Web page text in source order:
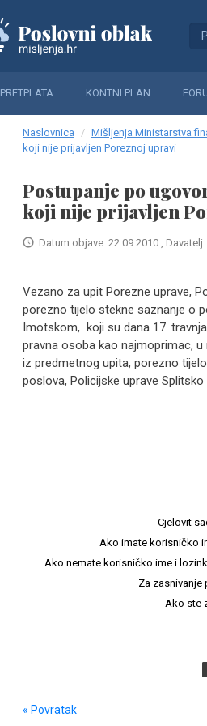
PRETPLATA KONTNI PLAN
Naslovnica Mišljenja Ministarstva
koji nije prijavljen Poreznoj upravi
Postupanje po
koji nije prijavljen
Datum objave: 22.09.2010.,
Vezano za upit Porezne uprave,
porezno tijelo stekne saznanje o
Imotskom, koji su dana 17.
pravna osoba kao najmoprimac,
iz predmetnog upita, porezno
poslova, Policijske uprave
Cjelovit
Ako imate korisničko
Ako nemate korisničko ime i
Za
Ako ste
« Povratak